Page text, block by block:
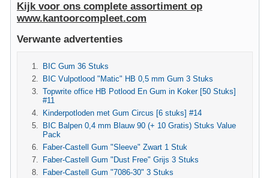
Kijk voor ons complete assortiment op
www.kantoorcompleet.com
Verwante advertenties
BIC Gum 36 Stuks
BIC Vulpotlood "Matic" HB 0,5 mm Gum 3 Stuks
Topwrite office HB Potlood En Gum in Koker [50 Stuks]
#11
Kinderpotloden met Gum Circus [6 stuks] #14
BIC Balpen 0,4 mm Blauw 90 (+ 10 Gratis) Stuks Value
Pack
Faber-Castell Gum "Sleeve" Zwart 1 Stuk
Faber-Castell Gum "Dust Free" Grijs 3 Stuks
Faber-Castell Gum "7086-30" 3 Stuks